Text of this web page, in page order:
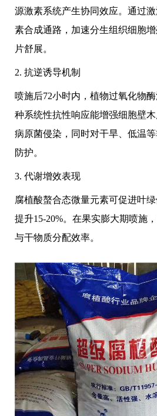
源激素系统产生协同效应。通过
素合成通路，加速分生组织细胞
片舒展。
2. 抗逆诱导机制
喷施后72小时内，植物过氧化物
种系统性抗性响应能增强细胞壁
病原菌侵染，同时对干旱、低温
防护。
3. 代谢增效表现
腐植酸螯合态微量元素可促进叶
提升15-20%。在果实膨大期喷施
与干物质分配效率。